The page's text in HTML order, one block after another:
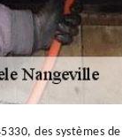
des systèmes